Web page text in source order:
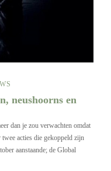
neushoorns en
dan je zou verwachten omdat
twee acties die gekoppeld zijn
aanstaande; de Global